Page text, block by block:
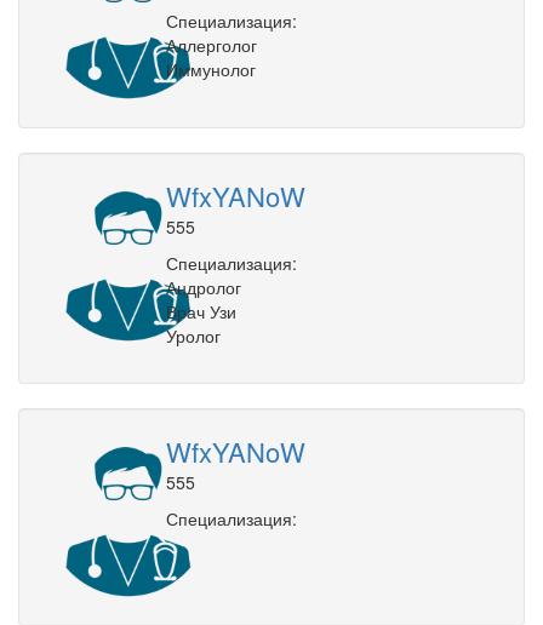
Специализация:
Аллерголог
Иммунолог
WfxYANoW
555
Специализация:
Андролог
Врач Узи
Уролог
WfxYANoW
555
Специализация: